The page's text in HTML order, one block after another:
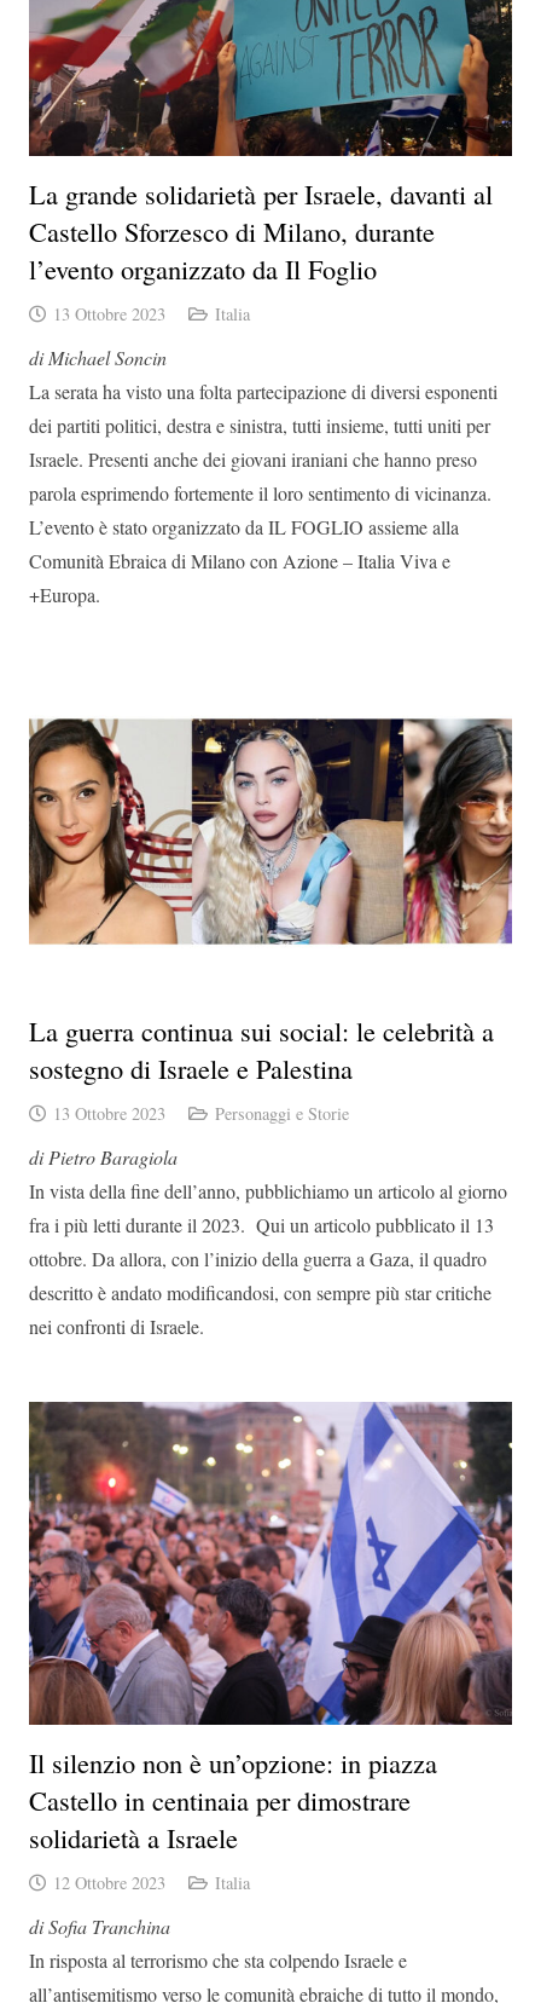
La grande solidarietà per Israele, davanti al
Castello Sforzesco di Milano, durante
l’evento organizzato da Il Foglio
13 Ottobre 2023 Italia
di Michael Soncin
La serata ha visto una folta partecipazione di diversi esponenti
dei partiti politici, destra e sinistra, tutti insieme, tutti uniti per
Israele. Presenti anche dei giovani iraniani che hanno preso
parola esprimendo fortemente il loro sentimento di vicinanza.
L’evento è stato organizzato da IL FOGLIO assieme alla
Comunità Ebraica di Milano con Azione – Italia Viva e
+Europa.
La guerra continua sui social: le celebrità a
sostegno di Israele e Palestina
13 Ottobre 2023 Personaggi e Storie
di Pietro Baragiola
In vista della fine dell’anno, pubblichiamo un articolo al giorno
fra i più letti durante il 2023. Qui un articolo pubblicato il 13
ottobre. Da allora, con l’inizio della guerra a Gaza, il quadro
descritto è andato modificandosi, con sempre più star critiche
nei confronti di Israele.
Il silenzio non è un’opzione: in piazza
Castello in centinaia per dimostrare
solidarietà a Israele
12 Ottobre 2023 Italia
di Sofia Tranchina
In risposta al terrorismo che sta colpendo Israele e
all’antisemitismo verso le comunità ebraiche di tutto il mondo,